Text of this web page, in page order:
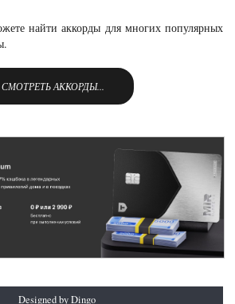
найти аккорды для многих популярных
СМОТРЕТЬ АККОРДЫ...
Designed by Dingo